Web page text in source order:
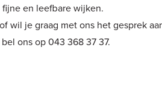
en leefbare wijken.
wil je graag met ons het gesprek
ons op 043 368 37 37.